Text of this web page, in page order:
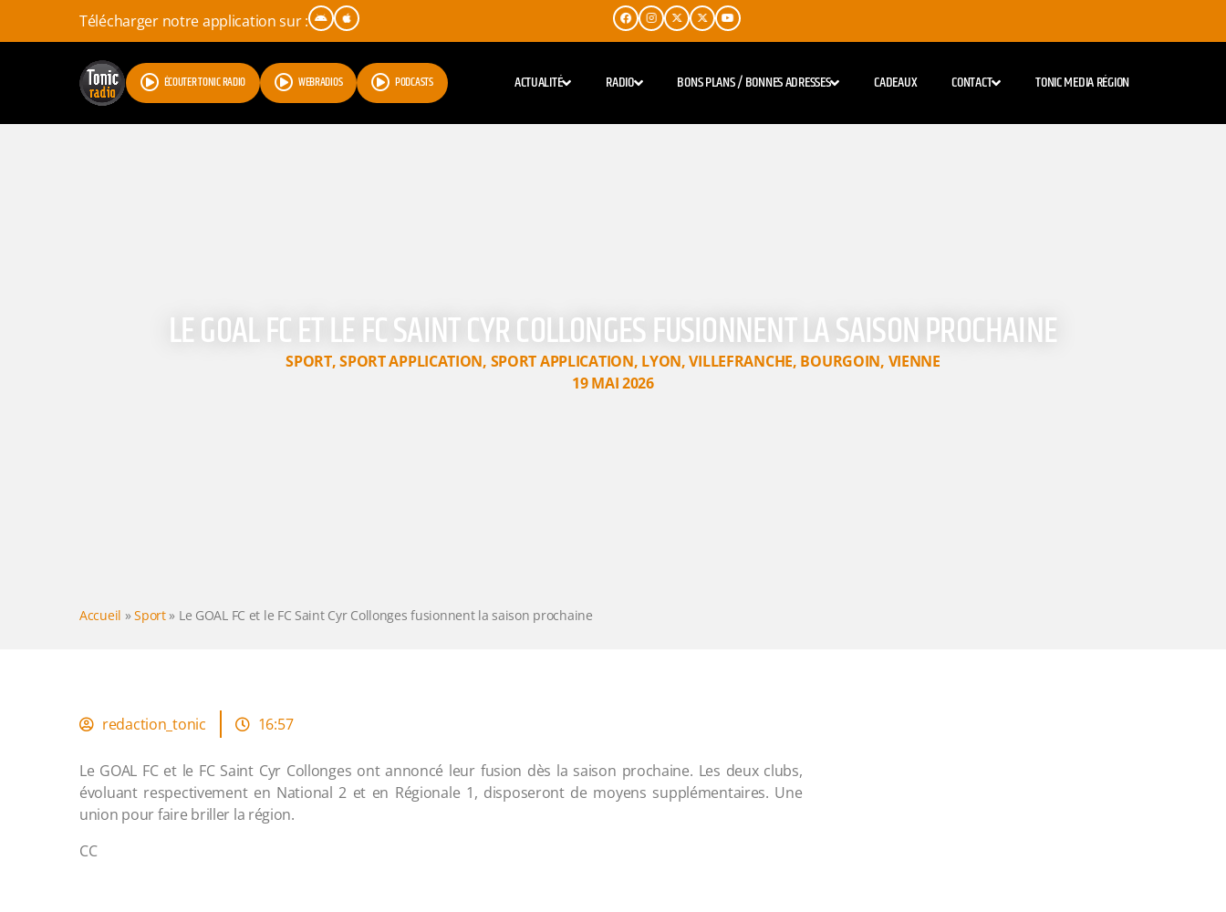
Télécharger notre application sur :
ÉCOUTER TONIC RADIO WEBRADIOS PODCASTS ACTUALITÉ RADIO BONS PLANS / BONNES ADRESSES CADEAUX CONTACT TONIC MEDIA RÉGION
LE GOAL FC ET LE FC SAINT CYR COLLONGES FUSIONNENT LA SAISON PROCHAINE
SPORT,SPORT APPLICATION, SPORT APPLICATION, LYON,VILLEFRANCHE, BOURGOIN, VIENNE
19 MAI 2026
Accueil »Sport» Le GOAL FC et le FC Saint Cyr Collonges fusionnent la saison prochaine
redaction_tonic 16:57
Le GOAL FC et le FC Saint Cyr Collonges ont annoncé leur fusion dès la saison prochaine. Les deux clubs,
évoluant respectivement en National 2 et en Régionale 1, disposeront de moyens supplémentaires. Une
union pour faire briller la région.
CC